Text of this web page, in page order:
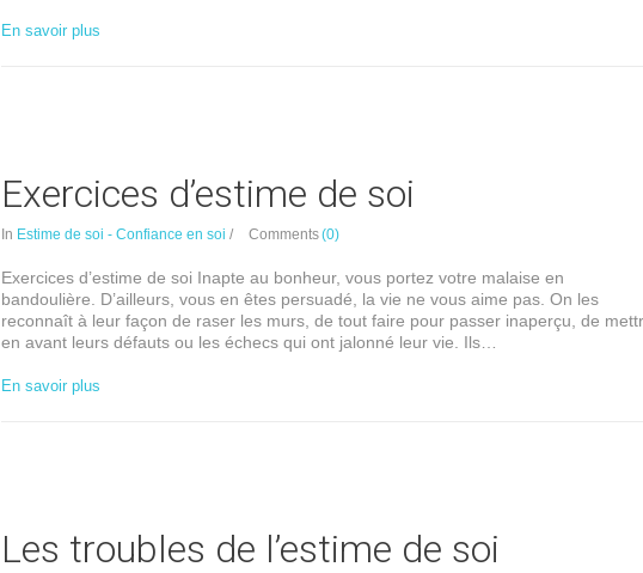
En savoir plus
Exercices d’estime de soi
In Estime de soi - Confiance en soi / Comments(0)
Exercices d’estime de soi Inapte au bonheur, vous portez votre malaise en
bandoulière. D’ailleurs, vous en êtes persuadé, la vie ne vous aime pas. On les
reconnaît à leur façon de raser les murs, de tout faire pour passer inaperçu, de
en avant leurs défauts ou les échecs qui ont jalonné leur vie. Ils…
En savoir plus
Les troubles de l’estime de soi